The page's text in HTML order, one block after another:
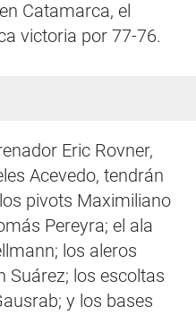
Catamarca, el
victoria por 77-76.
Eric Rovner,
Acevedo, tendrán
pivots Maximiliano
Pereyra; el ala
los aleros
Suárez; los escoltas
y los bases